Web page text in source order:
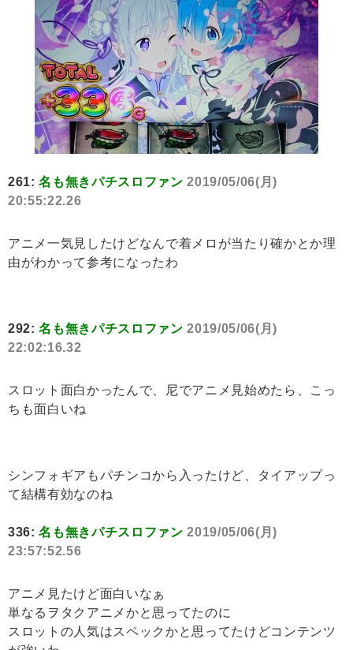
261:名も無きパチスロファン 2019/05/06(月)
20:55:22.26
アニメ一気見したけどなんで着メロが当たり確かとか理
由がわかって参考になったわ
292:名も無きパチスロファン 2019/05/06(月)
22:02:16.32
スロット面白かったんで、尼でアニメ見始めたら、こっ
ちも面白いね
シンフォギアもパチンコから入ったけど、タイアップっ
て結構有効なのね
336:名も無きパチスロファン 2019/05/06(月)
23:57:52.56
アニメ見たけど面白いなぁ
単なるヲタクアニメかと思ってたのに
スロットの人気はスペックかと思ってたけどコンテンツ